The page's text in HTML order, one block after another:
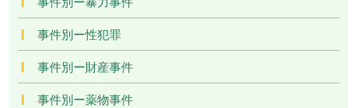
事件別ー性犯罪
事件別ー財産事件
事件別ー薬物事件